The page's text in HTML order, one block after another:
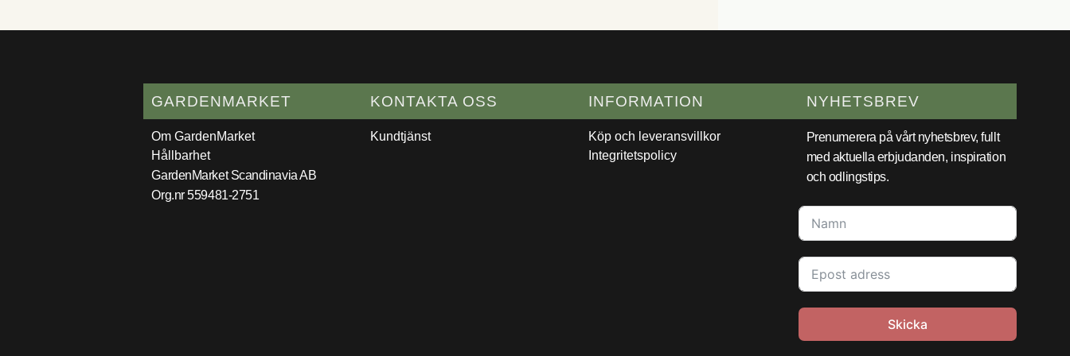
GARDENMARKET
Om GardenMarket
Hållbarhet
GardenMarket Scandinavia AB
Org.nr 559481-2751
KONTAKTA OSS
Kundtjänst
INFORMATION
Köp och leveransvillkor
Integritetspolicy
NYHETSBREV
Prenumerera på vårt nyhetsbrev, fullt
med aktuella erbjudanden, inspiration
och odlingstips.
Skicka